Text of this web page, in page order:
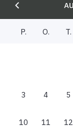
P. O. T.
3 4 5
10 11 12